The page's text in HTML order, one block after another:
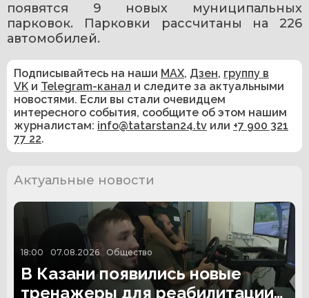
появятся 9 новых муниципальных
парковок. Парковки рассчитаны на 226
автомобилей.
Подписывайтесь на наши MAX, Дзен, группу в
VK и Telegram-канал и следите за актуальными
новостями. Если вы стали очевидцем
интересного события, сообщите об этом нашим
журналистам: info@tatarstan24.tv или +7 900 321
77 22.
Актуальные новости
18:00 07.08.2026 Общество
В Казани появились новые
тренажеры для реабилитации